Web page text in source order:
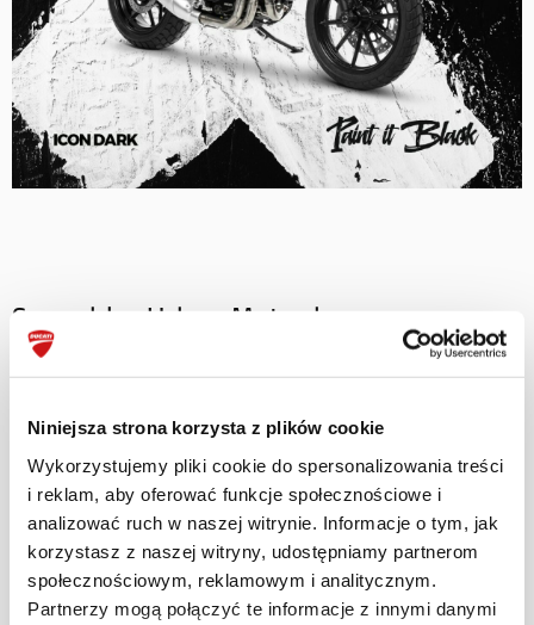
Niniejsza strona korzysta z plików cookie
Wykorzystujemy pliki cookie do spersonalizowania treści
i reklam, aby oferować funkcje społecznościowe i
analizować ruch w naszej witrynie. Informacje o tym, jak
korzystasz z naszej witryny, udostępniamy partnerom
społecznościowym, reklamowym i analitycznym.
Partnerzy mogą połączyć te informacje z innymi danymi
Scrambler Urban Motard
Urban Motard to motocykl stworzony do
wyróżniający się wyjątkowym stylem,
sportowym charakterem i niezrównanym
poziomem frajdy. Dla wszystkich, którzy żyją
Dowiedz się więcej